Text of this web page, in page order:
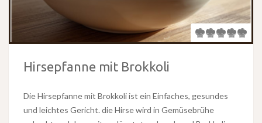
Hirsepfanne mit Brokkoli
Die Hirsepfanne mit Brokkoli ist ein Einfaches, gesundes
und leichtes Gericht. die Hirse wird in Gemüsebrühe